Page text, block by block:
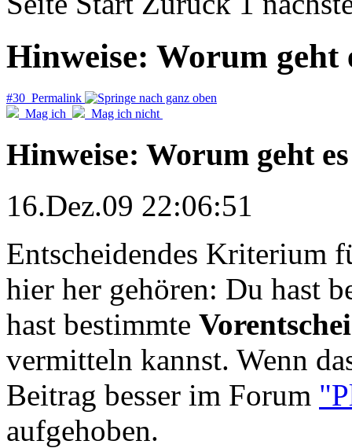
Hinweise: Worum geht
#30 Permalink
Mag ich
Mag ich nicht
Hinweise: Worum geht
16.Dez.09 22:06:51
Entscheidendes Kriterium
hier her gehören: Du hast
hast bestimmte
vermitteln kannst. Wenn
Beitrag besser im Forum
aufgehoben.